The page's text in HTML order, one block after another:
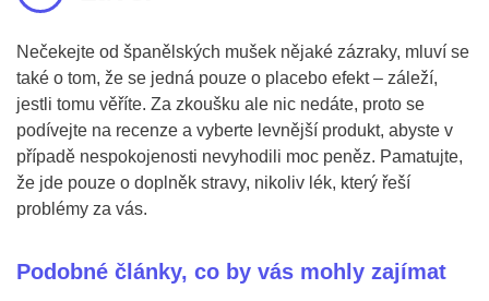
Nečekejte od španělských mušek nějaké zázraky, mluví se
také o tom, že se jedná pouze o placebo efekt – záleží,
jestli tomu věříte. Za zkoušku ale nic nedáte, proto se
podívejte na recenze a vyberte levnější produkt, abyste v
případě nespokojenosti nevyhodili moc peněz. Pamatujte,
že jde pouze o doplněk stravy, nikoliv lék, který řeší
problémy za vás.
Podobné články, co by vás mohly zajímat